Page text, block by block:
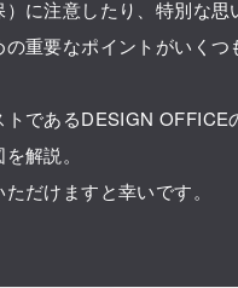
に注意したり、特別な
重要なポイントがいくつ
であるDESIGN OFFICE
解説。
だけますと幸いです。